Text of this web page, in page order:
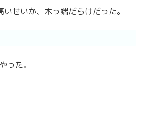
せいか、木っ端だらけだった。
った。